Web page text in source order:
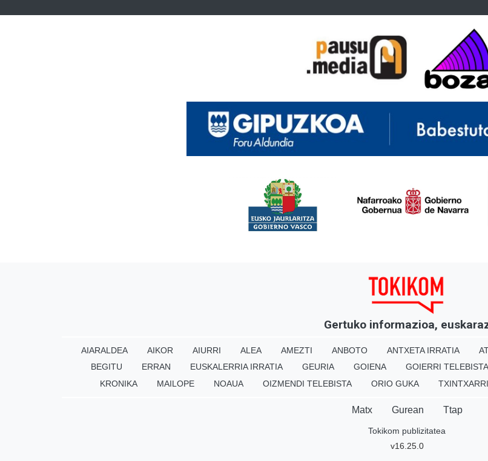
Gertuko informazioa,
AIARALDEA AIKOR AIURRI ALEA AMEZTI ANBOTO ANTXETA IRRATIA
BEGITU
ERRAN EUSKALERRIA IRRATIA GEURIA GOIENA GOIERRI TELEBISTA
KRONIKA
MAILOPE NOAUA OIZMENDI TELEBISTA ORIO GUKA TXINTXARRI
Matx Gurean Ttap
Tokikom publizitatea
v16.25.0